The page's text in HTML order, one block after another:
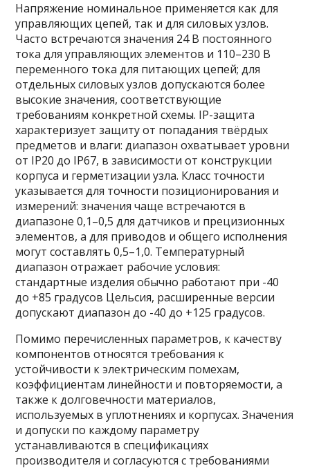
Напряжение номинальное применяется как для
управляющих цепей, так и для силовых узлов.
Часто встречаются значения 24 В постоянного
тока для управляющих элементов и 110–230 В
переменного тока для питающих цепей; для
отдельных силовых узлов допускаются более
высокие значения, соответствующие
требованиям конкретной схемы. IP-защита
характеризует защиту от попадания твёрдых
предметов и влаги: диапазон охватывает уровни
от IP20 до IP67, в зависимости от конструкции
корпуса и герметизации узла. Класс точности
указывается для точности позиционирования и
измерений: значения чаще встречаются в
диапазоне 0,1–0,5 для датчиков и прецизионных
элементов, а для приводов и общего исполнения
могут составлять 0,5–1,0. Температурный
диапазон отражает рабочие условия:
стандартные изделия обычно работают при -40
до +85 градусов Цельсия, расширенные версии
допускают диапазон до -40 до +125 градусов.
Помимо перечисленных параметров, к качеству
компонентов относятся требования к
устойчивости к электрическим помехам,
коэффициентам линейности и повторяемости, а
также к долговечности материалов,
используемых в уплотнениях и корпусах. Значения
и допуски по каждому параметру
устанавливаются в спецификациях
производителя и согласуются с требованиями